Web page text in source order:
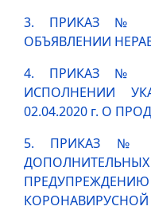
3. ПРИКАЗ №
ОБЪЯВЛЕНИИ
4. ПРИКАЗ №
ИСПОЛНЕНИИ
02.04.2020 г. О
5. ПРИКАЗ №